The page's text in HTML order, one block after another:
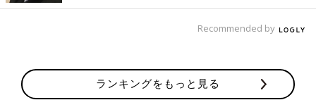
Recommended by
ランキングをもっと見る